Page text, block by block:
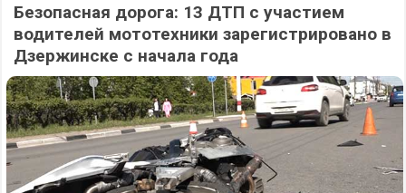
Безопасная дорога: 13 ДТП с участием
водителей мототехники зарегистрировано в
Дзержинске с начала года